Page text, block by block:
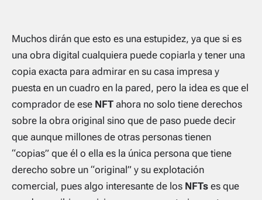
Muchos dirán que esto es una estupidez, ya que si es
una obra digital cualquiera puede copiarla y tener una
copia exacta para admirar en su casa impresa y
puesta en un cuadro en la pared, pero la idea es que el
comprador de ese NFT ahora no solo tiene derechos
sobre la obra original sino que de paso puede decir
que aunque millones de otras personas tienen
“copias” que él o ella es la única persona que tiene
derecho sobre un “original” y su explotación
comercial, pues algo interesante de los NFTs es que